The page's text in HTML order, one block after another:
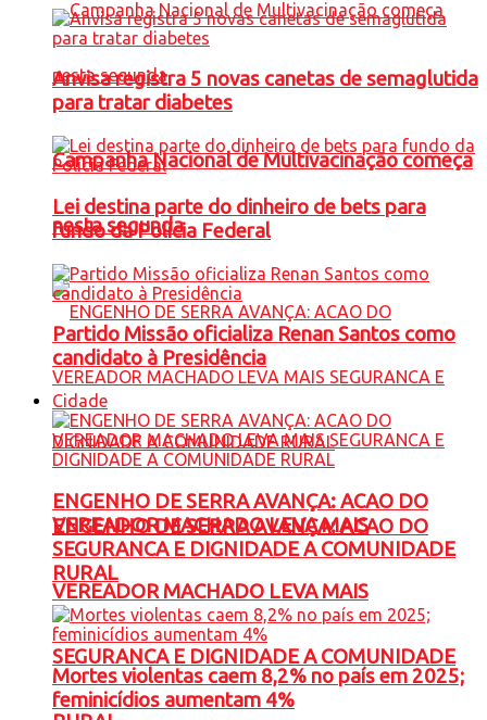
Campanha Nacional de Multivacinação começa
nesta segunda
ENGENHO DE SERRA AVANÇA: ACAO DO
VEREADOR MACHADO LEVA MAIS
SEGURANCA E DIGNIDADE A COMUNIDADE
Anvisa registra 5 novas canetas de semaglutida
para tratar diabetes
Lei destina parte do dinheiro de bets para
fundo da Polícia Federal
Partido Missão oficializa Renan Santos como
candidato à Presidência
Cidade
ENGENHO DE SERRA AVANÇA: ACAO DO
VEREADOR MACHADO LEVA MAIS
SEGURANCA E DIGNIDADE A COMUNIDADE
RURAL
Mortes violentas caem 8,2% no país em 2025;
feminicídios aumentam 4%